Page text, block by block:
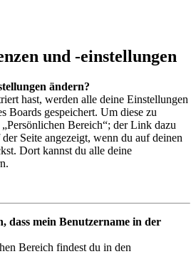
und -einstellungen
ändern?
hast, werden alle deine Einstellungen
Boards gespeichert. Um diese zu
Bereich“; der Link dazu
Seite angezeigt, wenn du auf deinen
Dort kannst du alle deine
dass mein Benutzername in der
Bereich findest du in den